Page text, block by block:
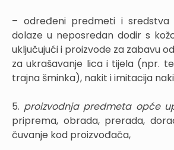
– određeni predmeti i
dolaze u neposredan dodir s
uključujući i proizvode za zabavu
za ukrašavanje lica i tijela (npr.
trajna šminka), nakit i imitacija
5. proizvodnja predmeta opće
priprema, obrada, prerada,
čuvanje kod proizvođača,